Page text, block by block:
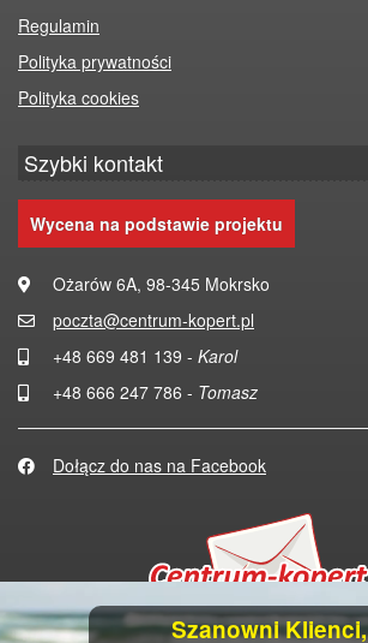
Szanowni Klienci,
Regulamin
Polityka prywatności
Polityka cookies
Szybki kontakt
Wycena na podstawie projektu
Ożarów 6A, 98-345 Mokrsko
poczta@centrum-kopert.pl
+48 669 481 139 - Karol
+48 666 247 786 - Tomasz
Dołącz do nas na Facebook